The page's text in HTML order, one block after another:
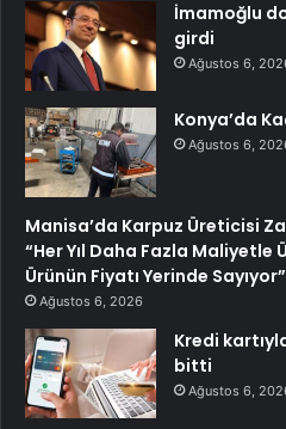
İmamoğlu
girdi
Ağustos 6,
Konya’da
Ağustos 6,
Manisa’da Karpuz Üreticisi
“Her Yıl Daha Fazla Maliyetle
Ürünün Fiyatı Yerinde Sayıyor”
Ağustos 6, 2026
Kredi
bitti
Ağustos 6,